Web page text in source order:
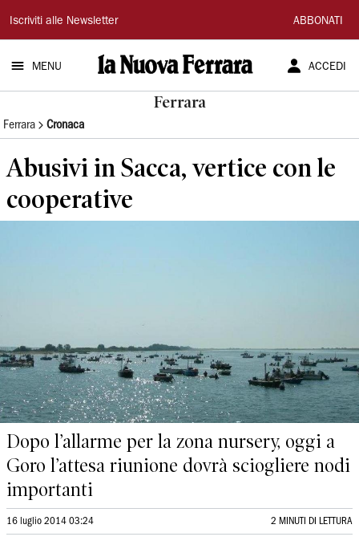
La
Nuova
Ferrara
Iscriviti alle Newsletter ABBONATI
MENU ACCEDI
Ferrara
Ferrara Cronaca
Abusivi in Sacca, vertice con le
cooperative
Dopo l’allarme per la zona nursery, oggi a
Goro l’attesa riunione dovrà sciogliere nodi
importanti
16 luglio 2014 03:24 2 MINUTI DI LETTURA